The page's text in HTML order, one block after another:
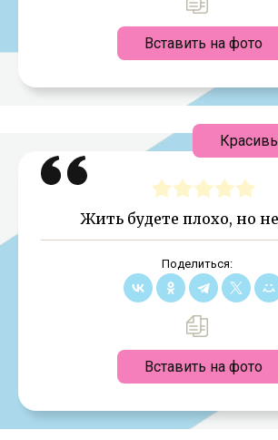
Вставить на фото
Жить будете плохо, но
Поделиться:
Вставить на фото